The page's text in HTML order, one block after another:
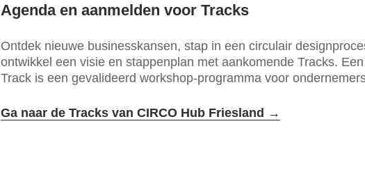
Agenda en aanmelden voor Tracks
Ontdek nieuwe businesskansen, stap in een circulair
ontwikkel een visie en stappenplan met aankomende Tracks.
Track is een gevalideerd workshop-programma voor
Ga naar de Tracks van CIRCO Hub Friesland →